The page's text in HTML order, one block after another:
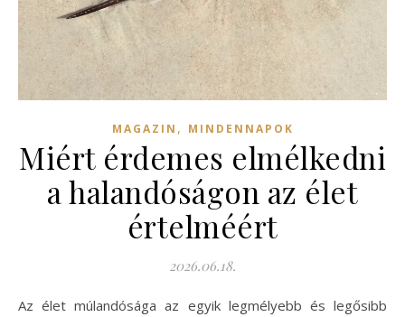
MAGAZIN , MINDENNAPOK
Miért érdemes elmélkedni
a halandóságon az élet
értelméért
2026.06.18.
Az élet múlandósága az egyik legmélyebb és legősibb